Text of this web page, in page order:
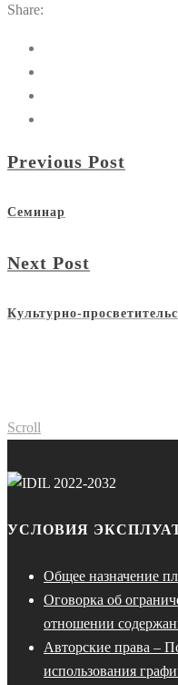
Share:
Previous Post
Семинар
Next Post
Культурно-
Scroll
УСЛОВИЯ
Общее назначение
Оговорка об
отношении
Авторские права –
использования